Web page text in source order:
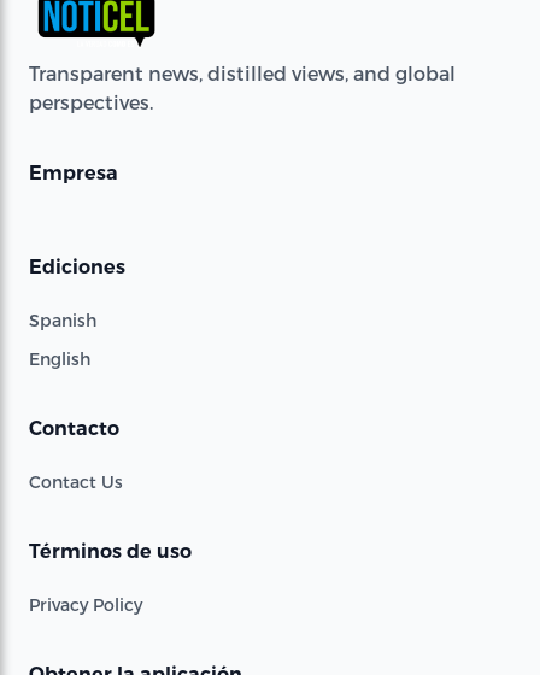
Transparent news, distilled views, and global
perspectives.
Empresa
Ediciones
Spanish
English
Contacto
Contact Us
Términos de uso
Privacy Policy